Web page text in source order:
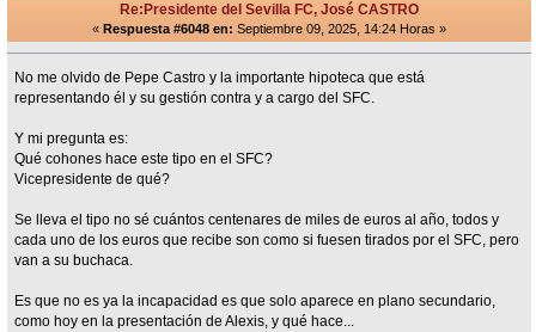
Re:Presidente del Sevilla FC, José CASTRO
« Respuesta #6048 en: Septiembre 09, 2025, 14:24 Horas »
No me olvido de Pepe Castro y la importante hipoteca que está
representando él y su gestión contra y a cargo del SFC.
Y mi pregunta es:
Qué cohones hace este tipo en el SFC?
Vicepresidente de qué?
Se lleva el tipo no sé cuántos centenares de miles de euros al año, todos y
cada uno de los euros que recibe son como si fuesen tirados por el SFC, pero
van a su buchaca.
Es que no es ya la incapacidad es que solo aparece en plano secundario,
como hoy en la presentación de Alexis, y qué hace...